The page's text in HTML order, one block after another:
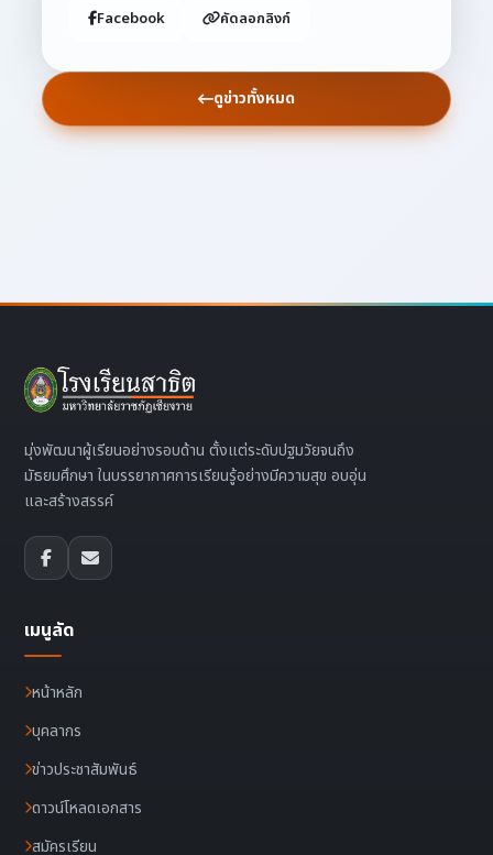
Facebook คัดลอกลิงก์
ดูข่าวทั้งหมด
มุ่งพัฒนาผู้เรียนอย่างรอบด้าน ตั้งแต่ระดับปฐมวัยจนถึง
มัธยมศึกษา ในบรรยากาศการเรียนรู้อย่างมีความสุข อบอุ่น
และสร้างสรรค์
เมนูลัด
หน้าหลัก
บุคลากร
ข่าวประชาสัมพันธ์
ดาวน์โหลดเอกสาร
สมัครเรียน